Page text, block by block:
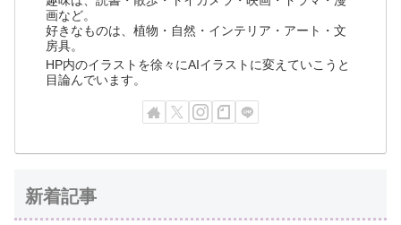
画など。
好きなものは、植物・自然・インテリア・アート・文
房具。
HP内のイラストを徐々にAIイラストに変えていこうと
目論んでいます。
新着記事